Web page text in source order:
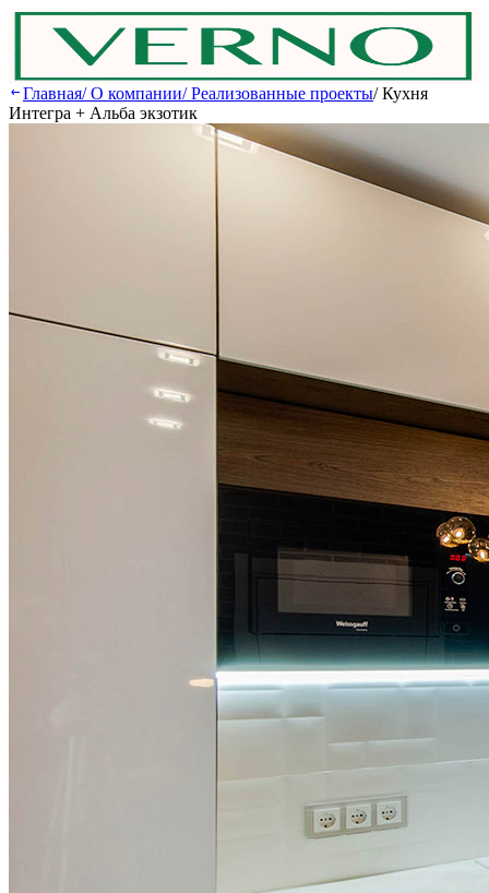
Главная/О компании/Реализованные проекты/Кухня
Интегра + Альба экзотик